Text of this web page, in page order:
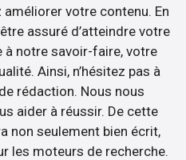
votre contenu. En
assuré d’atteindre votre
à notre savoir-faire, votre
Ainsi, n’hésitez pas à
rédaction. Nous nous
aider à réussir. De cette
non seulement bien écrit,
les moteurs de recherche.